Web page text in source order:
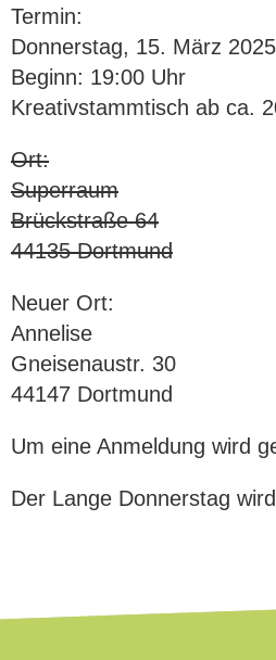
Termin:
Donnerstag, 15. März 2025
Beginn: 19:00 Uhr
Kreativstammtisch ab ca.
Ort:
Superraum
Brückstraße 64
44135 Dortmund
Neuer Ort:
Annelise
Gneisenaustr. 30
44147 Dortmund
Um eine Anmeldung wird
Der Lange Donnerstag